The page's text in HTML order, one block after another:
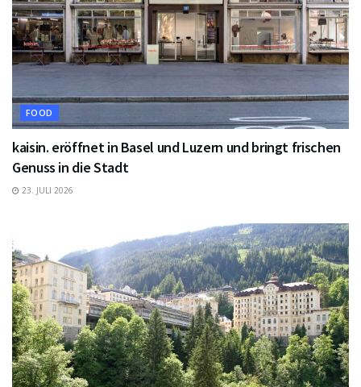
FOOD
kaisin. eröffnet in Basel und Luzern und bringt frischen
Genuss in die Stadt
23. JULI 2026